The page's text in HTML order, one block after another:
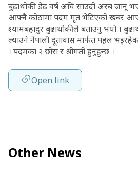
बुढाथोकी डेढ वर्ष अघि साउदी अरब जानू
आफ्नै कोठामा पदम मृत भेटिएको खबर
श्यामबहादुर बुढाथोकीले बताउनु भयो ।
ल्याउने नेपाली दूतावास मार्फत पहल
। पदमका २ छोरा र श्रीमती हुनुहुन्छ ।
Open link
Other News